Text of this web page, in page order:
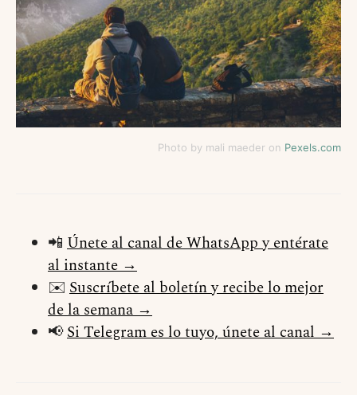
Photo by mali maeder on Pexels.com
📲 Únete al canal de WhatsApp y entérate
al instante →
✉️ Suscríbete al boletín y recibe lo mejor
de la semana →
📢Si Telegram es lo tuyo, únete al canal →